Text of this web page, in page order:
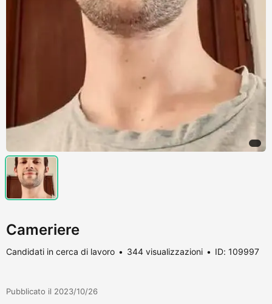
Cameriere
Candidati in cerca di lavoro 344 visualizzazioni ID: 109997
Pubblicato il 2023/10/26